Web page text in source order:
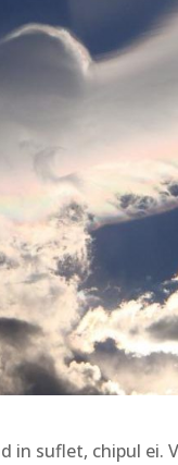
in suflet, chipul ei.